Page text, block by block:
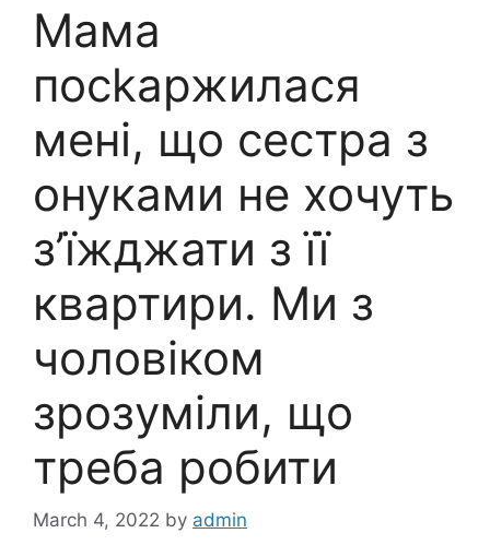
Мама
посkаржилася
мені, що сестра з
онуками не хочуть
з’їжджати з її
квартири. Ми з
чоловіком
зрозуміли, що
треба робити
March 4, 2022 by admin